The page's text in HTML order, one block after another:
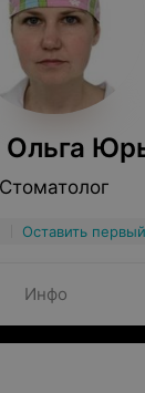
Стоматолог
Оставить
Инфо